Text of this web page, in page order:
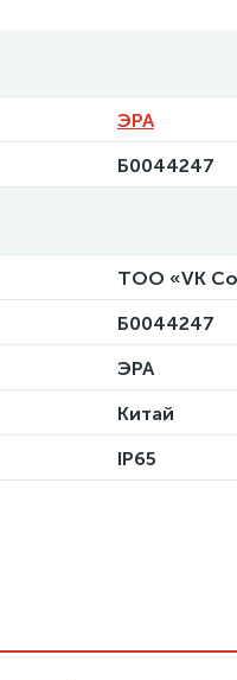
ЭРА
Б0044247
ТОО «VK
Б0044247
ЭРА
Китай
IP65